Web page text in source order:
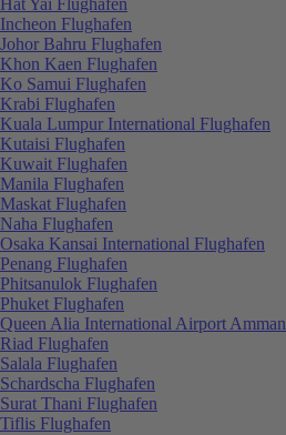
Incheon Flughafen
Johor Bahru Flughafen
Khon Kaen Flughafen
Ko Samui Flughafen
Krabi Flughafen
Kuala Lumpur International Flughafen
Kutaisi Flughafen
Kuwait Flughafen
Manila Flughafen
Maskat Flughafen
Naha Flughafen
Osaka Kansai International Flughafen
Penang Flughafen
Phitsanulok Flughafen
Phuket Flughafen
Queen Alia International Airport Amman
Riad Flughafen
Salala Flughafen
Schardscha Flughafen
Surat Thani Flughafen
Tiflis Flughafen